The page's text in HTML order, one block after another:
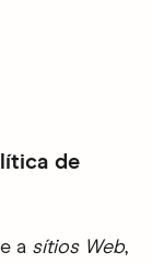
de
a sítios Web,